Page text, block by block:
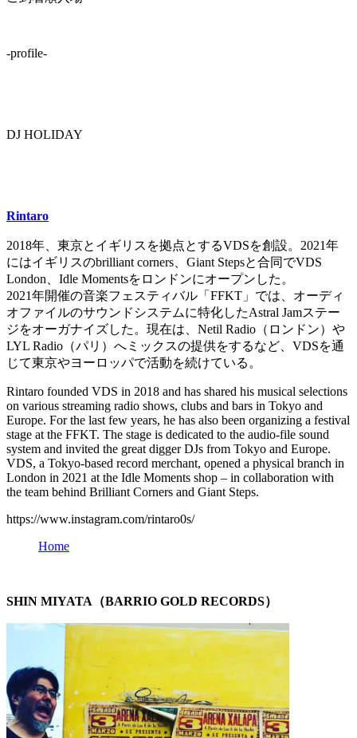
-profile-
DJ HOLIDAY
Rintaro
2018年、東京とイギリスを拠点とするVDSを創設。2021年
にはイギリスのbrilliant corners、Giant Stepsと合同でVDS
London、Idle Momentsをロンドンにオープンした。
2021年開催の音楽フェスティバル「FFKT」では、オーディ
オファイルのサウンドシステムに特化したAstral Jamステー
ジをオーガナイズした。現在は、Netil Radio（ロンドン）や
LYL Radio（パリ）へミックスの提供をするなど、VDSを通
じて東京やヨーロッパで活動を続けている。
Rintaro founded VDS in 2018 and has shared his musical selections
on various streaming radio shows, clubs and bars in Tokyo and
Europe. For the last few years, he has also been organizing a festival
stage at the FFKT. The stage is dedicated to the audio-file sound
system and invited the great digger DJs from Tokyo and Europe.
VDS, a Tokyo-based record merchant, opened a physical branch in
London in 2021 at the Idle Moments shop – in collaboration with
the team behind Brilliant Corners and Giant Steps.
https://www.instagram.com/rintaro0s/
Home
SHIN MIYATA（BARRIO GOLD RECORDS）